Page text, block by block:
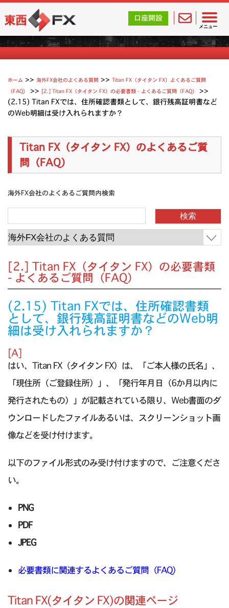
メニュー
東西FX｜海外FX会社（ブローカー）の無料口座開設サポ
口座開設
Titan（タイタン FX）よくあるご質問
ホーム >>海外FX会社のよくある質問 >>Titan FX（タイタン FX）よくあるご質問
（FAQ）
>> [2.] Titan FX（タイタン FX）の必要書類 - よくあるご質問（FAQ）
>>
(2.15) Titan FXでは、住所確認書類として、銀行残高証明書など
のWeb明細は受け入れられますか？
Titan FX（タイタン FX）のよくあるご質
問（FAQ）
海外FX会社のよくあるご質問内検索
[2.] Titan FX（タイタン FX）の必要書類
- よくあるご質問（FAQ）
(2.15) Titan FXでは、住所確認書類
として、銀行残高証明書などのWeb明
細は受け入れられますか？
[A]
はい、Titan FX（タイタン FX）は、「ご本人様の氏名」、
「現住所（ご登録住所）」、「発行年月日（6か月以内に
発行されたもの）」が記載されている限り、Web書面のダ
ウンロードしたファイルあるいは、スクリーンショット画
像などを受け付けます。
以下のファイル形式のみ受け付けますので、ご注意くださ
い。
PNG
PDF
JPEG
必要書類に関連するよくあるご質問（FAQ）
Titan FX(タイタン FX)の関連ページ